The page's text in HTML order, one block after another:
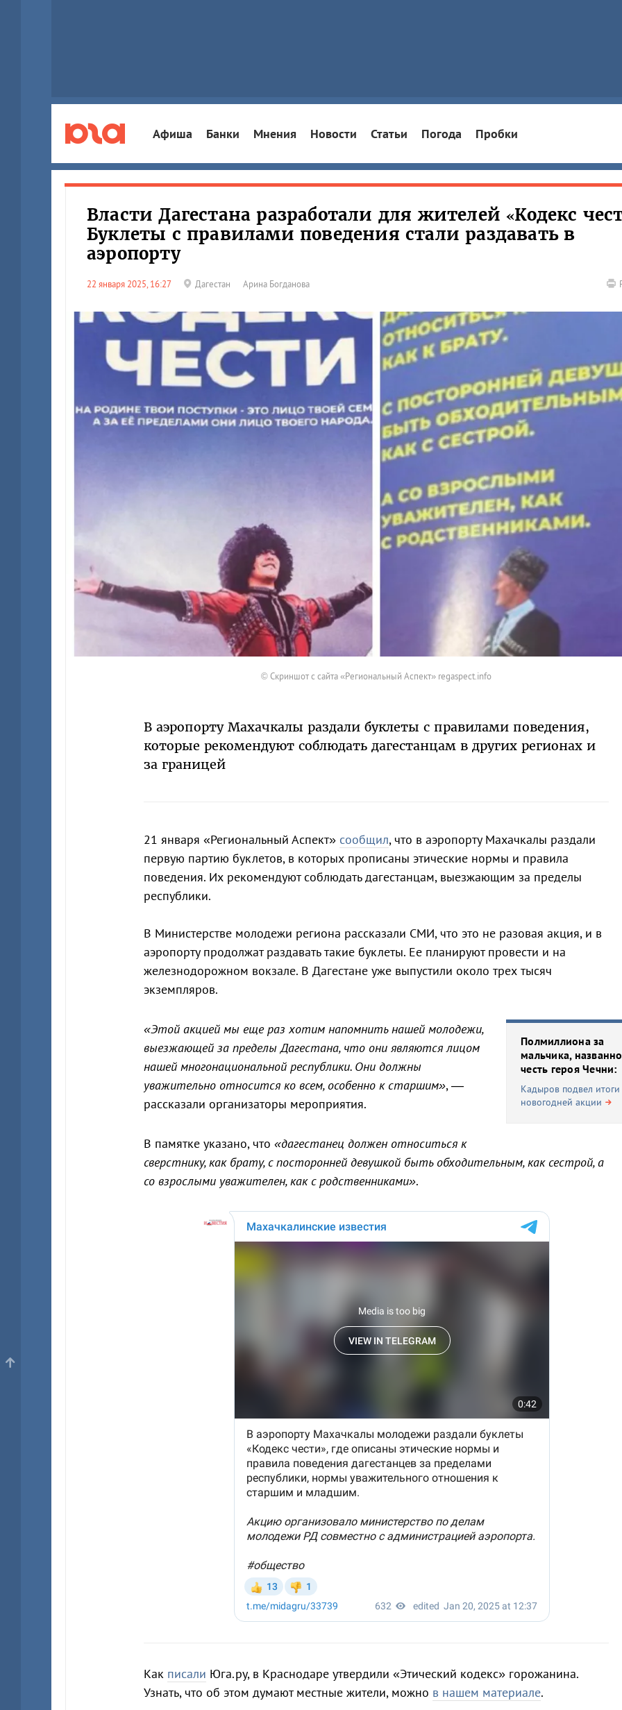
Афиша Банки Мнения Новости Статьи Погода Пробки
Власти Дагестана разработали для жителей «Кодекс
Буклеты с правилами поведения стали раздавать в
аэропорту
22 января 2025, 16:27 Дагестан Арина Богданова
© Скриншот с сайта «Региональный Аспект» regaspect.info
В аэропорту Махачкалы раздали буклеты с правилами поведения,
которые рекомендуют соблюдать дагестанцам в других регионах и
за границей
21 января «Региональный Аспект» сообщил, что в аэропорту Махачкалы раздали
первую партию буклетов, в которых прописаны этические нормы и правила
поведения. Их рекомендуют соблюдать дагестанцам, выезжающим за пределы
республики.
В Министерстве молодежи региона рассказали СМИ, что это не разовая акция, и в
аэропорту продолжат раздавать такие буклеты. Ее планируют провести и на
железнодорожном вокзале. В Дагестане уже выпустили около трех тысяч
экземпляров.
Полмиллиона за
мальчика,
честь героя Чечни:
Кадыров подвел итоги
новогодней акции
«Этой акцией мы еще раз хотим напомнить нашей молодежи,
выезжающей за пределы Дагестана, что они являются лицом
нашей многонациональной республики. Они должны
уважительно относится ко всем, особенно к старшим», —
рассказали организаторы мероприятия.
В памятке указано, что «дагестанец должен относиться к
сверстнику, как брату, с посторонней девушкой быть обходительным, как сестрой, а
со взрослыми уважителен, как с родственниками».
Как писали Юга.ру, в Краснодаре утвердили «Этический кодекс» горожанина.
Узнать, что об этом думают местные жители, можно в нашем материале.